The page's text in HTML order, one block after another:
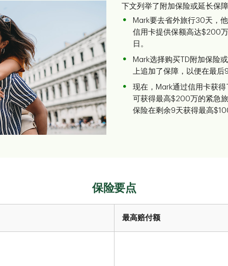
下文列举了附加保险或延长保
Mark要去省外旅行30天，
信用卡提供保额高达$200
日。
Mark选择购买TD附加保险
上追加了保障，以便在最
现在，Mark通过信用卡获
可获得最高$200万的紧急
保险在剩余9天获得最高
保险要点
最高赔付额